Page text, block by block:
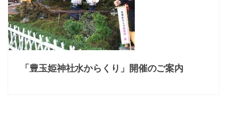
「豊玉姫神社水からくり」開催のご案内